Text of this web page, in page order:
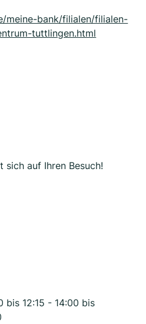
meine-bank/filialen/filialen-
tuttlingen.html
sich auf Ihren Besuch!
bis 12:15 - 14:00 bis